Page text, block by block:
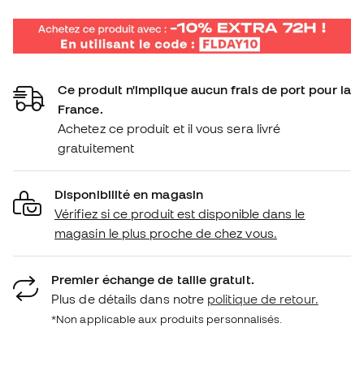
Ce produit n'implique aucun frais de port pour la
France.
Achetez ce produit et il vous sera livré
gratuitement
Disponibilité en magasin
Vérifiez si ce produit est disponible dans le
magasin le plus proche de chez vous.
Premier échange de taille gratuit.
Plus de détails dans notre politique de retour.
*Non applicable aux produits personnalisés.